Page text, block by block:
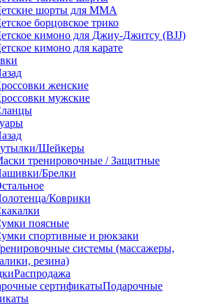
шорты для ММА
борцовское трико
кимоно для Джиу-Джитсу (BJJ)
кимоно для карате
женские
мужские
Шейкеры
тренировочные / Защитные
Брелки
Коврики
поясные
спортивные и рюкзаки
системы (массажеры,
резина)
Распродажа
Подарочные